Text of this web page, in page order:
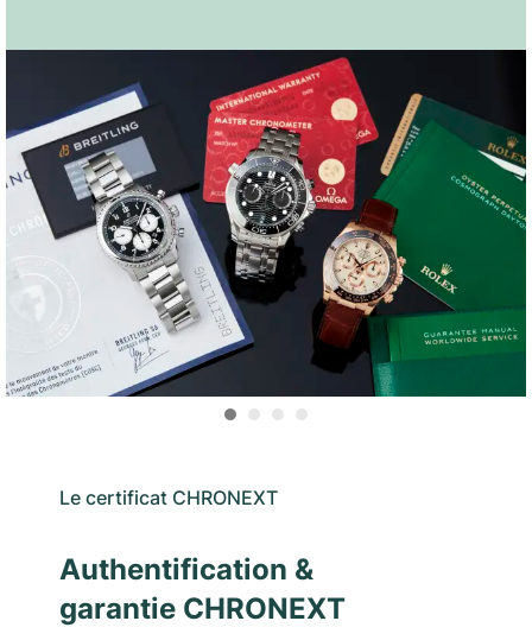
Le certificat CHRONEXT
Authentification &
garantie CHRONEXT